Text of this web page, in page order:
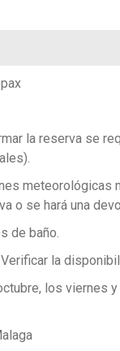
la reserva se
meteorológicas
o se hará una
de baño.
Verificar la
los viernes